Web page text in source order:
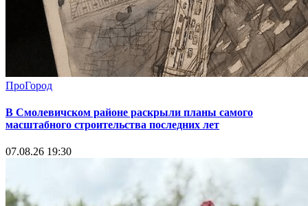
ПроГород
В Смолевичском районе раскрыли планы самого
масштабного строительства последних лет
07.08.26 19:30